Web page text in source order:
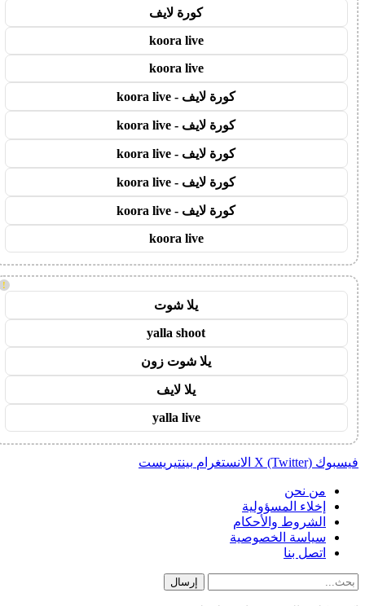
كورة لايف
koora live
koora live
كورة لايف - koora live
كورة لايف - koora live
كورة لايف - koora live
كورة لايف - koora live
كورة لايف - koora live
koora live
!
يلا شوت
yalla shoot
يلا شوت زون
يلا لايف
yalla live
فيسبوك X (Twitter) الانستغرام بينتيريست
من نحن
إخلاء المسؤولية
الشروط والأحكام
سياسة الخصوصية
اتصل بنا
إرسال